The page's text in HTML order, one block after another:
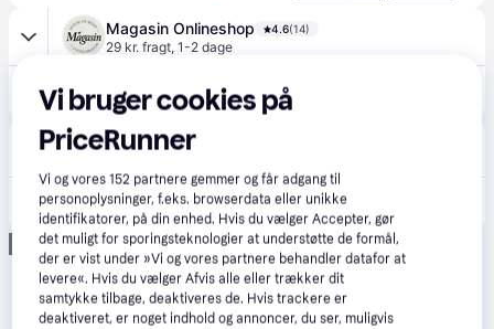
Magasin Onlineshop 4.6(14)
29 kr. fragt, 1-2 dage
avXperten
CC Hobby DIY Kit Modellérpinde - 15cm - 6 stk
Eller 3 betalinger af 27 kr.
Annonce
Vi bruger cookies på
PriceRunner
Vi og vores152 partnere gemmer og får adgang til
personoplysninger, f.eks. browserdata eller unikke
identifikatorer, på din enhed. Hvis du vælger Accepter, gør
det muligt for sporingsteknologier at understøtte de formål,
der er vist under »Vi og vores partnere behandler datafor at
levere«. Hvis du vælger Afvis alle eller trækker dit
samtykke tilbage, deaktiveres de. Hvis trackere er
deaktiveret, er noget indhold og annoncer, du ser, muligvis